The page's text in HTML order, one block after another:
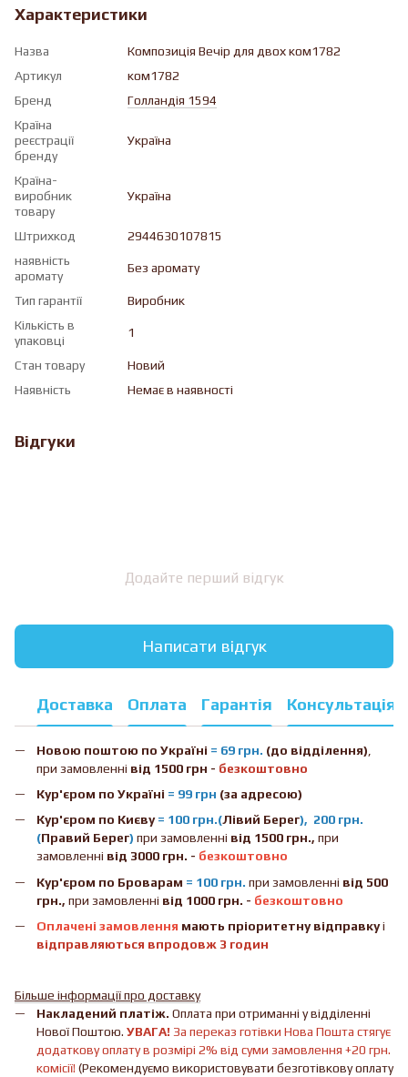
Характеристики
Назва
Композиція Вечір для двох ком1782
Артикул
ком1782
Бренд
Голландія 1594
Країна
реєстрації
бренду
Україна
Країна-
виробник
товару
Україна
Штрихкод
2944630107815
наявність
аромату
Без аромату
Тип гарантії
Виробник
Кількість в
упаковці
1
Стан товару
Новий
Наявність
Немає в наявності
Відгуки
Додайте перший відгук
Написати відгук
Доставка Оплата Гарантія Консультація
Новою поштою по Україні = 69 грн. (до відділення)
при замовленні від 1500 грн - безкоштовно
Кур'єром по Україні = 99 грн (за адресою)
Кур'єром по Києву= 100 грн.(Лівий Берег), 200 грн.
(Правий Берег) при замовленні від 1500 грн., при
замовленні від 3000 грн. - безкоштовно
Кур'єром по Броварам = 100 грн. при замовленні від 500
грн., при замовленні від 1000 грн. - безкоштовно
Оплачені замовлення мають пріоритетну відправкуі
відправляються впродовж 3 годин
Більше інформації про доставку
Накладений платіж. Оплата при отриманні у відділенні
Нової Поштою. УВАГА! За переказ готівки Нова Пошта стягує
додаткову оплату в розмірі 2% від суми замовлення +20 грн.
комісії! (Рекомендуємо використовувати безготівкову оплату